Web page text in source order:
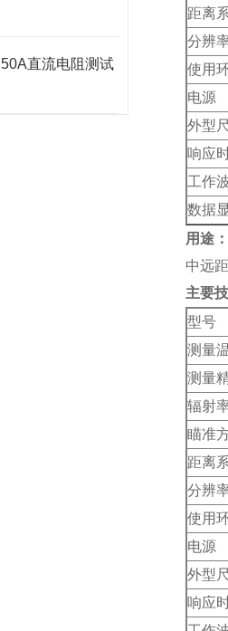
直流电阻测试
距离
分辨
使用
电源
外型
响应
工作
数据
用途
中远
主要
型号
测量
测量
辐射
瞄准
距离
分辨
使用
电源
外型
响应